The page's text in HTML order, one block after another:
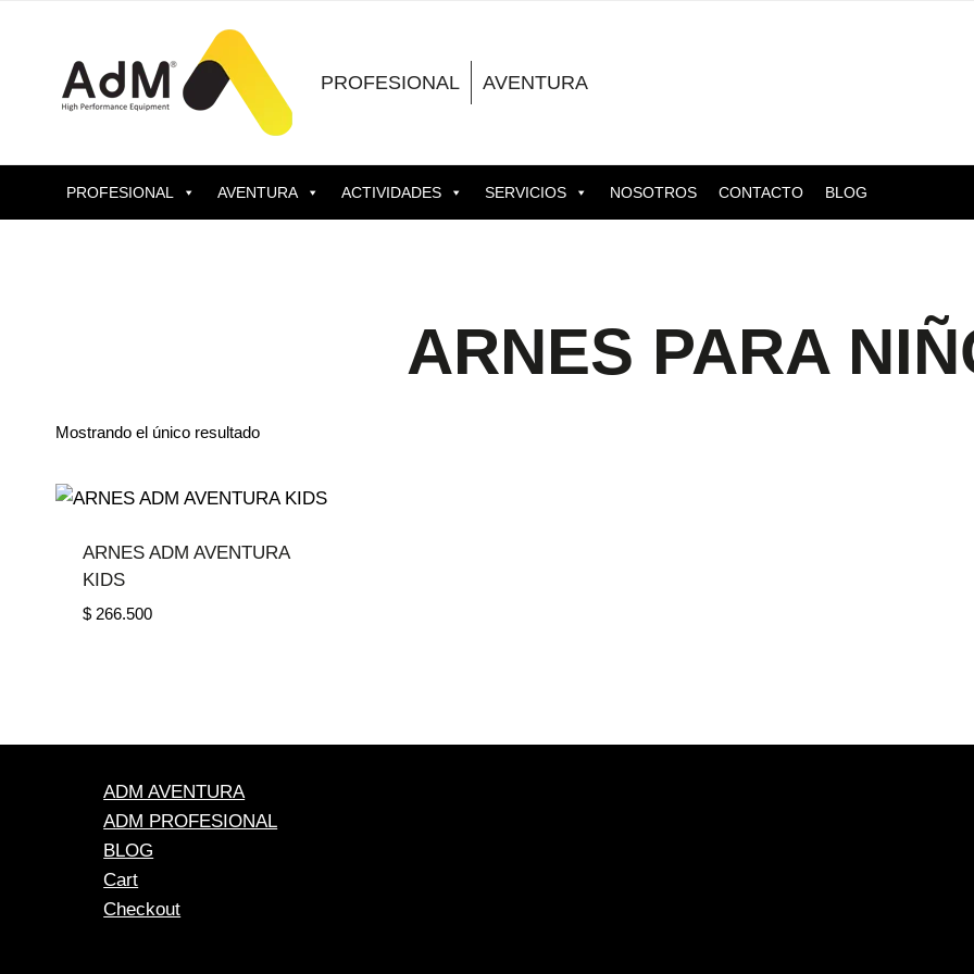
contenido
PROFESIONAL AVENTURA
PROFESIONAL AVENTURA ACTIVIDADES SERVICIOS NOSOTROS CONTACTO BLOG
ARNES PARA
Mostrando el único resultado
ARNES ADM AVENTURA
KIDS
$266.500
ADM AVENTURA
ADM PROFESIONAL
BLOG
Cart
Checkout